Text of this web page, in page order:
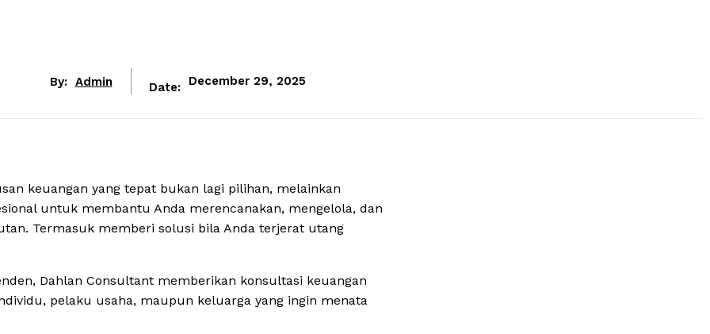
By: Admin Date: December 29, 2025
keuangan yang tepat bukan lagi pilihan, melainkan
untuk membantu Anda merencanakan, mengelola, dan
Termasuk memberi solusi bila Anda terjerat utang
Dahlan Consultant memberikan konsultasi keuangan
pelaku usaha, maupun keluarga yang ingin menata